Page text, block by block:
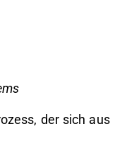
der sich aus